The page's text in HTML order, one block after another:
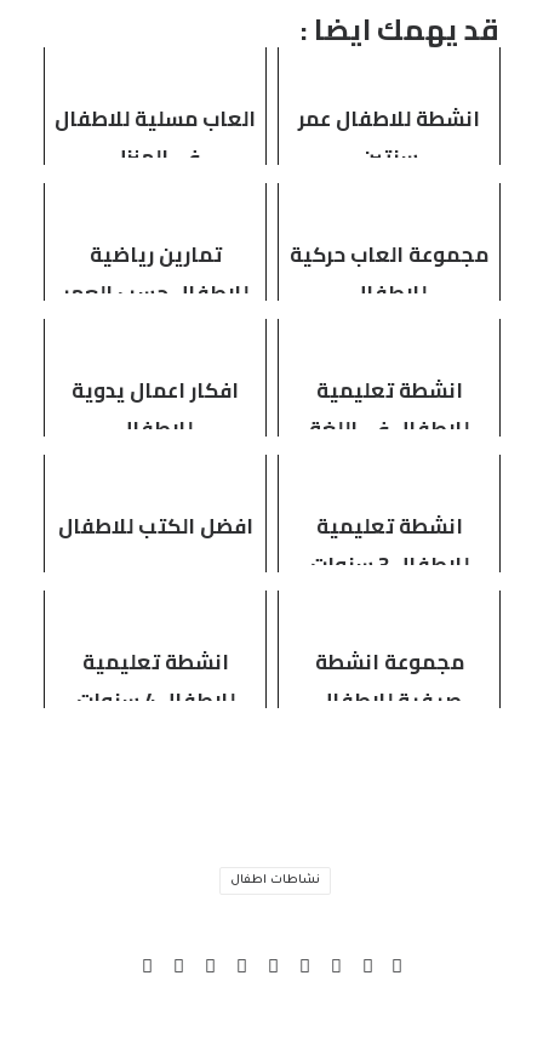
قد يهمك ايضا :
انشطة للاطفال عمر
سنتين
العاب مسلية للاطفال
في المنزل
مجموعة العاب حركية
للاطفال
تمارين رياضية
للاطفال حسب العمر
انشطة تعليمية
للاطفال في اللغة
افكار اعمال يدوية
للاطفال
انشطة تعليمية
للاطفال 3 سنوات
افضل الكتب للاطفال
مجموعة انشطة
صيفية للاطفال
انشطة تعليمية
للاطفال 4 سنوات
نشاطات اطفال